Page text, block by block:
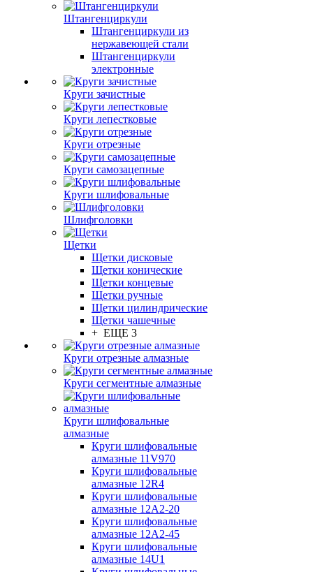
Штангенциркули
Штангенциркули из
нержавеющей стали
Штангенциркули
электронные
Круги зачистные
Круги лепестковые
Круги отрезные
Круги самозацепные
Круги шлифовальные
Шлифголовки
Щетки
Щетки дисковые
Щетки конические
Щетки концевые
Щетки ручные
Щетки цилиндрические
Щетки чашечные
+ ЕЩЕ 3
Круги отрезные алмазные
Круги сегментные алмазные
Круги шлифовальные
алмазные
Круги шлифовальные
алмазные 11V970
Круги шлифовальные
алмазные 12R4
Круги шлифовальные
алмазные 12А2-20
Круги шлифовальные
алмазные 12А2-45
Круги шлифовальные
алмазные 14U1